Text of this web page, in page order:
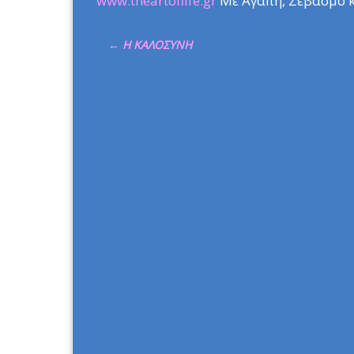
← Η ΚΑΛΟΣΥΝΗ